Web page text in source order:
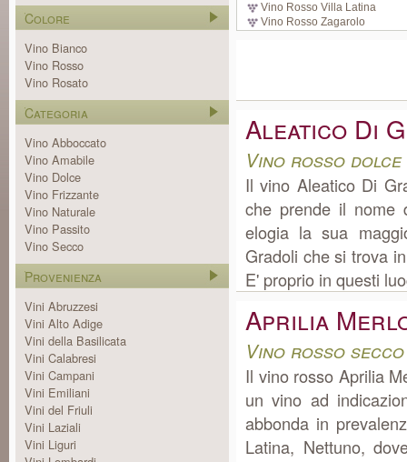
Colore
Vino Bianco
Vino Rosso
Vino Rosato
Categoria
Vino Abboccato
Vino Amabile
Vino Dolce
Vino Frizzante
Vino Naturale
Vino Passito
Vino Secco
Provenienza
Vini Abruzzesi
Vini Alto Adige
Vini della Basilicata
Vini Calabresi
Vini Campani
Vini Emiliani
Vini del Friuli
Vini Laziali
Vini Liguri
Vino Rosso Villa Latina
Vino Rosso Zagarolo
Aleatico Di
Vino rosso dolce
Il vino Aleatico Di
che prende il nome
elogia la sua
Gradoli che si trova
E' proprio in questi
Aprilia
Vino rosso
Il vino rosso Aprilia
un vino ad
abbonda in
Latina, Nettuno,